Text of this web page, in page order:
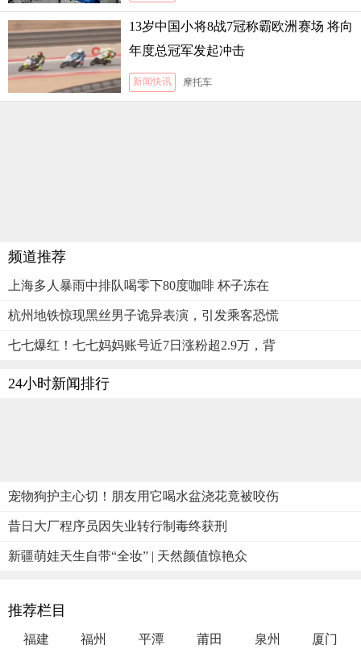
13岁中国小将8战7冠称霸欧洲赛场 将向
年度总冠军发起冲击
新闻快讯 摩托车
频道推荐
上海多人暴雨中排队喝零下80度咖啡 杯子冻在
杭州地铁惊现黑丝男子诡异表演，引发乘客恐慌
七七爆红！七七妈妈账号近7日涨粉超2.9万，背
24小时新闻排行
宠物狗护主心切！朋友用它喝水盆浇花竟被咬伤
昔日大厂程序员因失业转行制毒终获刑
新疆萌娃天生自带“全妆” | 天然颜值惊艳众
推荐栏目
福建 福州 平潭 莆田 泉州 厦门